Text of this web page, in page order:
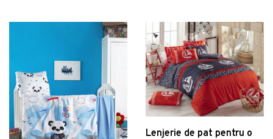
Lenjerie de pat pentru o